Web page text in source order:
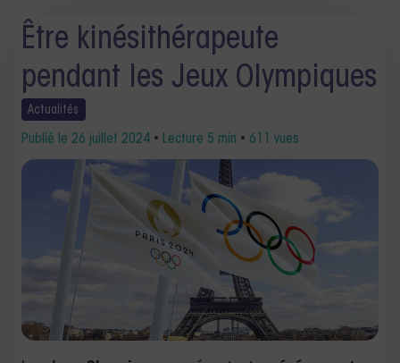
Être kinésithérapeute
pendant les Jeux Olympiques
Actualités
Publié le 26 juillet 2024 • Lecture 5 min • 611 vues